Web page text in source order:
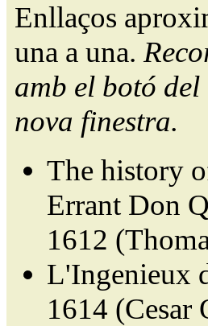
Enllaços
una a una.
amb el botó
nova finestra.
The history
Errant Don
1612
L'Ingenieux
1614 (Cesar